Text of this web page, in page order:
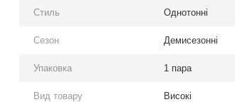
Стиль Однотонні
Сезон Демисезонні
Упаковка 1 пара
Вид товару Високі